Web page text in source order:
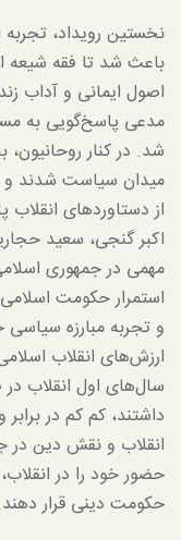
نخستین رویداد،
باعث شد تا فقه شیعه
اصول ایمانی و آداب
مدعی پاسخ‌گویی به
شد. در کنار
میدان سیاست شدند و
از دستاوردهای
اکبر گنجی، سعید
مهمی در جمهوری
استمرار حکومت
و تجربه مبارزه
ارزش‌های انقلاب
سال‌های اول انقلاب
داشتند، کم کم در
انقلاب و نقش دین در
حضور خود را در
حکومت دینی قرار